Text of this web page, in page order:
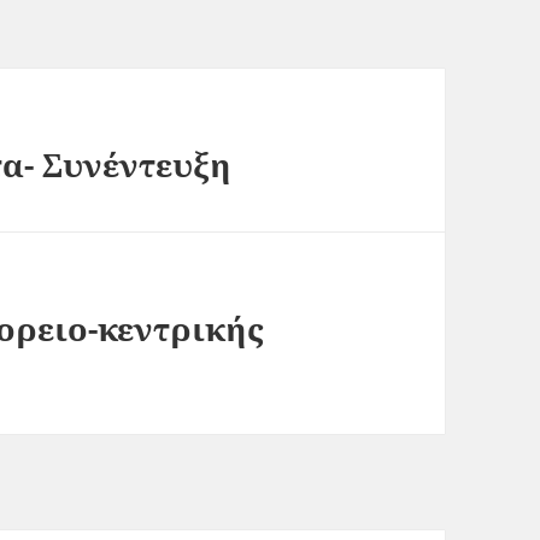
Συνέντευξη
κεντρικής